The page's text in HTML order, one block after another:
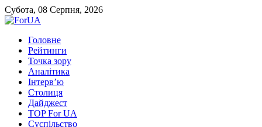
Субота, 08 Серпня, 2026
Головне
Рейтинги
Точка зору
Аналітика
Інтерв’ю
Столиця
Дайджест
TOP For UA
Суспiльство